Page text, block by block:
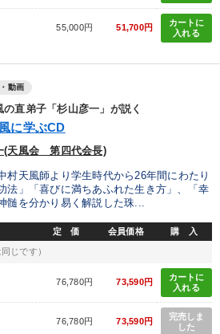
ワード」を更新いただけます。
す
外の経営教材（全762タイトル）からお探
148回夏季大会 組織・採用・スキル
営業・社員研修
55,000円 51,700円
カートに
入れる
動画
の直弟子「杉山彦一」が説く
に学ぶCD
(天風会 第四代会長)
村天風師より学生時代から26年間にわたり
法」「喜びに満ちあふれた生き方」、「幸
髄を分かり易く解説した珠...
定 価 会員価格 購 入
じです）
76,780円 73,590円
カートに
入れる
76,780円 73,590円
完売しま
した